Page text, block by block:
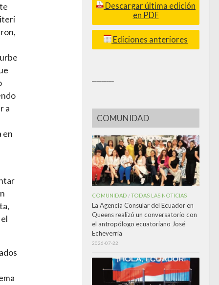
a
en
Descargar última edición
en PDF
Ediciones anteriores
COMUNIDAD
COMUNIDAD /TODAS LAS NOTICIAS
La Agencia Consular del Ecuador en
Queens realizó un conversatorio con
el antropólogo ecuatoriano José
Echeverría
2026-07-22